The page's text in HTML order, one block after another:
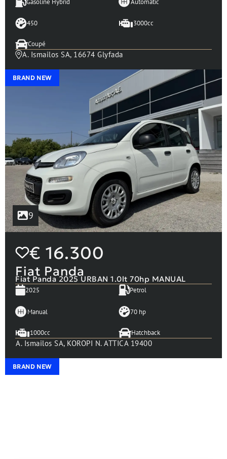
Gasoline Hybrid Automatic
450 3000cc
Coupé
A. Ismailos SA, 16674 Glyfada
9
BRAND NEW
€ 16.300
Fiat Panda
Fiat Panda 2025 URBAN 1.0lt 70hp MANUAL
2025 Petrol
Manual 70 hp
1000cc Hatchback
A. Ismailos SA, KOROPI N. ATTICA 19400
BRAND NEW